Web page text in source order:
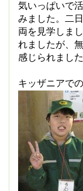
気いっぱいで
みました。二
両を見学しま
れましたが、
感じられました
キッザニアで